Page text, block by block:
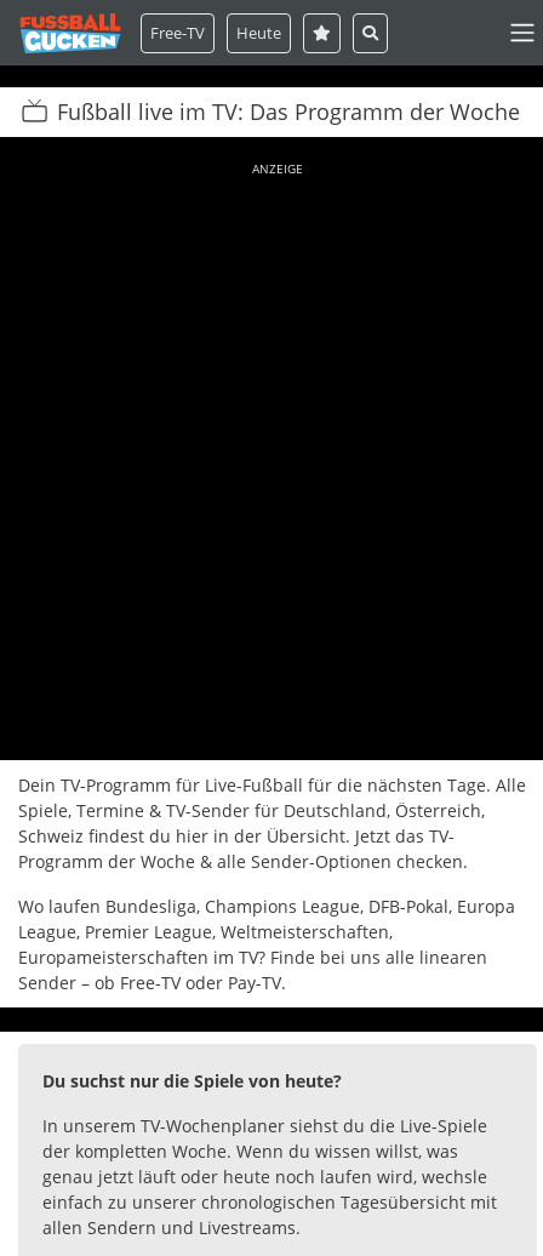
Free-TV Heute
Fußball live im TV: Das Programm der Woche
Dein TV-Programm für Live-Fußball für die nächsten Tage. Alle
Spiele, Termine & TV-Sender für Deutschland, Österreich,
Schweiz findest du hier in der Übersicht. Jetzt das TV-
Programm der Woche & alle Sender-Optionen checken.
Wo laufen Bundesliga, Champions League, DFB-Pokal, Europa
League, Premier League, Weltmeisterschaften,
Europameisterschaften im TV? Finde bei uns alle linearen
Sender – ob Free-TV oder Pay-TV.
ANZEIGE
Du suchst nur die Spiele von heute?
In unserem TV-Wochenplaner siehst du die Live-Spiele
der kompletten Woche. Wenn du wissen willst, was
genau jetzt läuft oder heute noch laufen wird, wechsle
einfach zu unserer chronologischen Tagesübersicht mit
allen Sendern und Livestreams.